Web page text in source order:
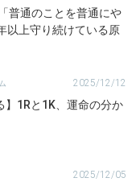
普通のことを普通にや
以上守り続けている原
2025/12/12
】1Rと1K、運命の分か
2025/12/05